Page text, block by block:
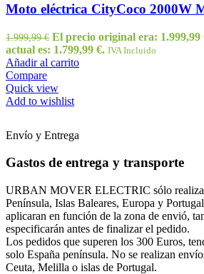
Moto eléctrica CityCoco 2000W
1.999,99€ El precio original era: 1.999,99
actual es: 1.799,99 €. IVA Incluido
Añadir al carrito
Compare
Quick view
Add to wishlist
Envío y Entrega
Gastos de entrega y transporte
URBAN MOVER ELECTRIC sólo realiza
Península, Islas Baleares, Europa y
aplicaran en función de la zona de envió,
especificarán antes de finalizar el pedido.
Los pedidos que superen los 300 Euros,
solo España península. No se realizan
Ceuta, Melilla o islas de Portugal.